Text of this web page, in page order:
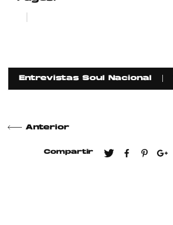
1
Entrevistas Soul Nacional
Anterior
Compartir